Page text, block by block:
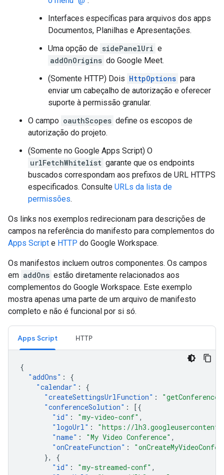
Interfaces específicas para arquivos dos apps
Documentos, Planilhas e Apresentações.
Uma opção de sidePanelUri e
addOnOrigins do Google Meet.
(Somente HTTP) Dois HttpOptions para
enviar um cabeçalho de autorização e oferecer
suporte à permissão granular.
O campo oauthScopes define os escopos de
autorização do projeto.
(Somente no Google Apps Script) O
urlFetchWhitelist garante que os endpoints
buscados correspondam aos prefixos de URL HTTPS
especificados. Consulte URLs da lista de
permissões.
Os links nos exemplos redirecionam para descrições de
campos na referência do manifesto para complementos do
Apps Script e HTTP do Google Workspace.
Os manifestos incluem outros componentes. Os campos
em addOns estão diretamente relacionados aos
complementos do Google Workspace. Este exemplo
mostra apenas uma parte de um arquivo de manifesto
completo e não é funcional por si só.
Apps Script HTTP
{
"addOns" :
{
"calendar" :
{
"createSettingsUrlFunction" :
"conferenceSolution" :
[{
" id" : "my-video-conf" ,
" logoUrl" :
"https://
"name" : "My Video Conference" ,
"onCreateFunction" :
},
{
" id" : "my-streamed-conf" ,